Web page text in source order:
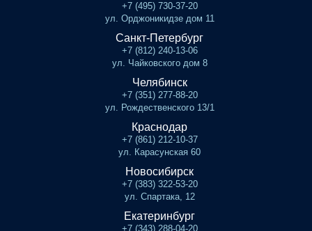
+7 (495) 730-37-20
ул. Орджоникидзе дом 11
Санкт-Петербург
+7 (812) 240-13-06
ул. Чайковского дом 8
Челябинск
+7 (351) 277-88-20
ул. Рождественского 13/1
Краснодар
+7 (861) 212-10-37
ул. Карасунская 60
Новосибирск
+7 (383) 322-53-20
ул. Спартака, 12
Екатеринбург
+7 (343) 288-04-20